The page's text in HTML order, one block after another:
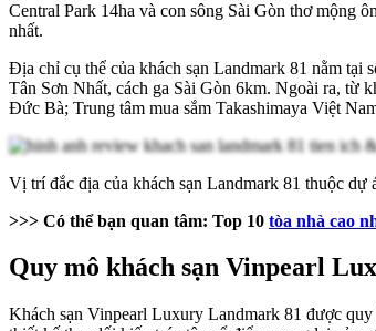
Central Park 14ha và con sông Sài Gòn thơ mộng
nhất.
Địa chỉ cụ thể của khách sạn Landmark 81 nằm
Tân Sơn Nhất, cách ga Sài Gòn 6km. Ngoài ra, từ
Đức Bà; Trung tâm mua sắm Takashimaya Việt
Vị trí đắc địa của khách sạn Landmark 81 thuộc dự
>>> Có thể bạn quan tâm: Top 10 tòa nhà cao
Quy mô khách sạn Vinpearl
Khách sạn Vinpearl Luxury Landmark 81 được